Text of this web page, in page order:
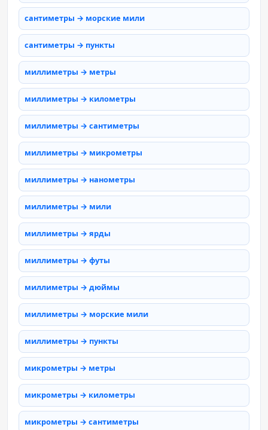
сантиметры → морские мили
сантиметры → пункты
миллиметры → метры
миллиметры → километры
миллиметры → сантиметры
миллиметры → микрометры
миллиметры → нанометры
миллиметры → мили
миллиметры → ярды
миллиметры → футы
миллиметры → дюймы
миллиметры → морские мили
миллиметры → пункты
микрометры → метры
микрометры → километры
микрометры → сантиметры